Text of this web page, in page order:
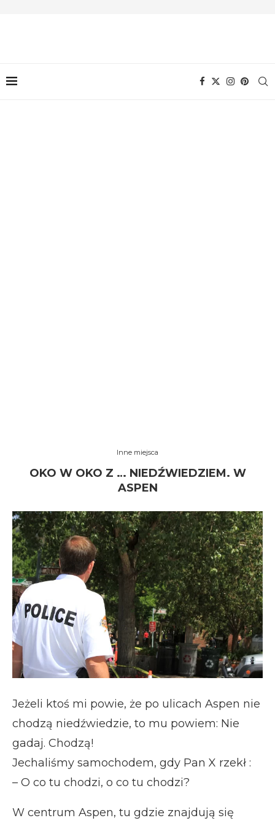
Inne miejsca
OKO W OKO Z … NIEDŹWIEDZIEM. W
ASPEN
Jeżeli ktoś mi powie, że po ulicach Aspen nie
chodzą niedźwiedzie, to mu powiem: Nie
gadaj. Chodzą!
Jechaliśmy samochodem, gdy Pan X rzekł :
– O co tu chodzi, o co tu chodzi?
W centrum Aspen, tu gdzie znajdują się